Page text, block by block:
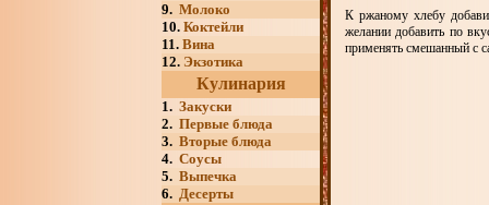
9. Молоко
10. Коктейли
11. Вина
12. Экзотика
Кулинария
1. Закуски
2. Первые блюда
3. Вторые блюда
4. Соусы
5. Выпечка
6. Десерты
К ржаному хлебу
желании добавить по
применять смешанный с